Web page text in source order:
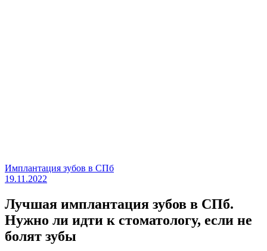
Имплантация зубов в СПб
19.11.2022
Лучшая имплантация зубов в СПб.
Нужно ли идти к стоматологу, если не
болят зубы